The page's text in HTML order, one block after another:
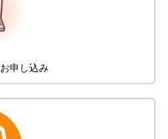
お申し込み